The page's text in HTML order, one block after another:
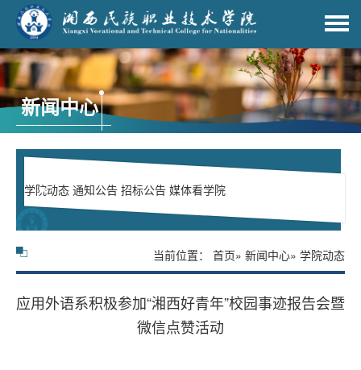
新闻中心
学院动态 通知公告 招标公告 媒体看学院
当前位置： 首页» 新闻中心» 学院动态
应用外语系积极参加“湘西好青年”校园事迹报告会暨
微信点赞活动